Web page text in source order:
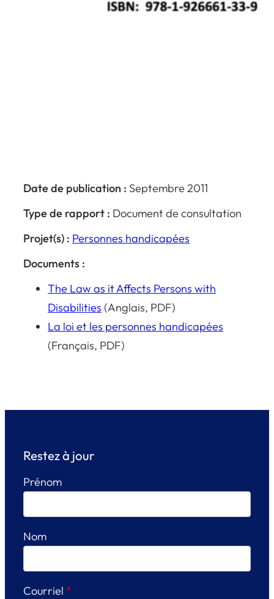
Date de publication : Septembre 2011
Type de rapport : Document de consultation
Projet(s) : Personnes handicapées
Documents :
The Law as it Affects Persons with
Disabilities (Anglais, PDF)
La loi et les personnes handicapées
(Français, PDF)
Restez à jour
Prénom
Nom
Courriel *